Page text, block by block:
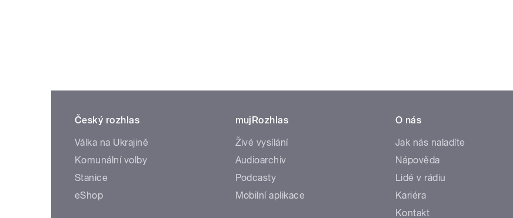
Český rozhlas
Válka na Ukrajině
Komunální volby
Stanice
eShop
mujRozhlas
Živé vysílání
Audioarchiv
Podcasty
Mobilní aplikace
O nás
Jak nás naladíte
Nápověda
Lidé v rádiu
Kariéra
Kontakt